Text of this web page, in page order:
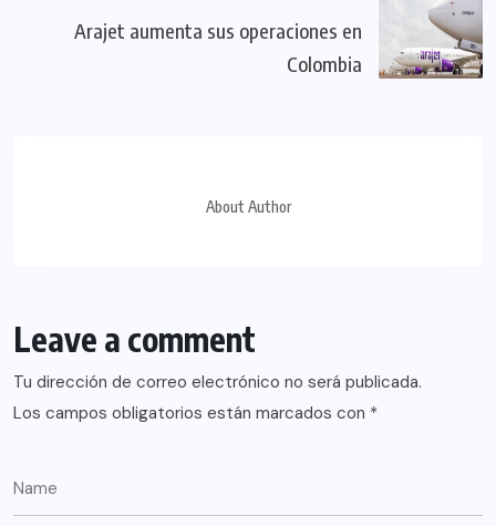
Arajet aumenta sus operaciones en
Colombia
About Author
Leave a comment
Tu dirección de correo electrónico no será publicada.
Los campos obligatorios están marcados con *